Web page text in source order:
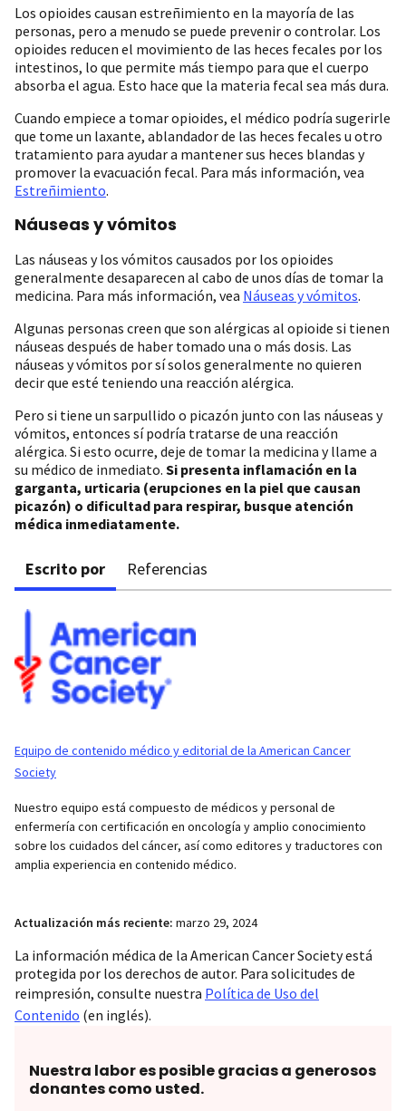
Los opioides causan estreñimiento en la mayoría de las
personas, pero a menudo se puede prevenir o controlar. Los
opioides reducen el movimiento de las heces fecales por los
intestinos, lo que permite más tiempo para que el cuerpo
absorba el agua. Esto hace que la materia fecal sea más dura.
Cuando empiece a tomar opioides, el médico podría sugerirle
que tome un laxante, ablandador de las heces fecales u otro
tratamiento para ayudar a mantener sus heces blandas y
promover la evacuación fecal. Para más información, vea
Estreñimiento.
Náuseas y vómitos
Las náuseas y los vómitos causados por los opioides
generalmente desaparecen al cabo de unos días de tomar la
medicina. Para más información, vea Náuseas y vómitos.
Algunas personas creen que son alérgicas al opioide si tienen
náuseas después de haber tomado una o más dosis. Las
náuseas y vómitos por sí solos generalmente no quieren
decir que esté teniendo una reacción alérgica.
Pero si tiene un sarpullido o picazón junto con las náuseas y
vómitos, entonces sí podría tratarse de una reacción
alérgica. Si esto ocurre, deje de tomar la medicina y llame a
su médico de inmediato. Si presenta inflamación en la
garganta, urticaria (erupciones en la piel que causan
picazón) o dificultad para respirar, busque atención
médica inmediatamente.
Escrito por Referencias
Equipo de contenido médico y editorial de la American Cancer
Society
Nuestro equipo está compuesto de médicos y personal de
enfermería con certificación en oncología y amplio conocimiento
sobre los cuidados del cáncer, así como editores y traductores con
amplia experiencia en contenido médico.
Actualización más reciente: marzo 29, 2024
La información médica de la American Cancer Society está
protegida por los derechos de autor. Para solicitudes de
reimpresión, consulte nuestra Política de Uso del
Contenido (en inglés).
Nuestra labor es posible gracias a generosos
donantes como usted.